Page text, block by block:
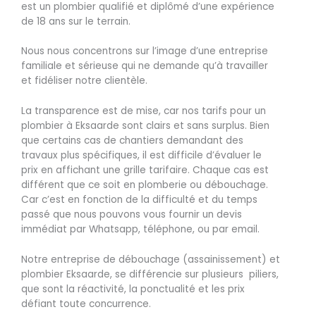
est un plombier qualifié et diplômé d’une expérience
de 18 ans sur le terrain.
Nous nous concentrons sur l’image d’une entreprise
familiale et sérieuse qui ne demande qu’à travailler
et fidéliser notre clientèle.
La transparence est de mise, car nos tarifs pour un
plombier à Eksaarde sont clairs et sans surplus. Bien
que certains cas de chantiers demandant des
travaux plus spécifiques, il est difficile d’évaluer le
prix en affichant une grille tarifaire. Chaque cas est
différent que ce soit en plomberie ou débouchage.
Car c’est en fonction de la difficulté et du temps
passé que nous pouvons vous fournir un devis
immédiat par Whatsapp, téléphone, ou par email.
Notre entreprise de débouchage (assainissement) et
plombier Eksaarde, se différencie sur plusieurs piliers,
que sont la réactivité, la ponctualité et les prix
défiant toute concurrence.